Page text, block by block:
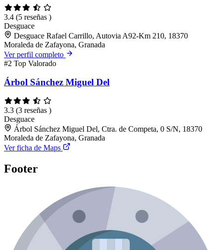
3.4 (5 reseñas )
Desguace
Desguace Rafael Carrillo, Autovia A92-Km 210, 18370
Moraleda de Zafayona, Granada
Ver perfil completo
#2 Top Valorado
Árbol Sánchez Miguel Del
3.3 (3 reseñas )
Desguace
Árbol Sánchez Miguel Del, Ctra. de Competa, 0 S/N, 18370
Moraleda de Zafayona, Granada
Ver ficha de Maps
Footer